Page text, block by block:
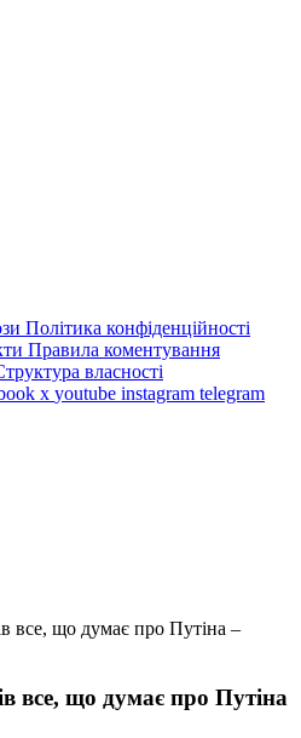
Політика конфіденційності
Правила коментування
власності
x youtube instagram telegram
все, що думає про Путіна –
все, що думає про Путіна